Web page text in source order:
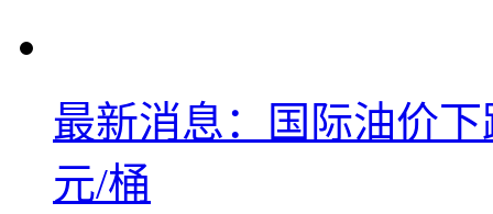
最新消息：国际油价
元/桶